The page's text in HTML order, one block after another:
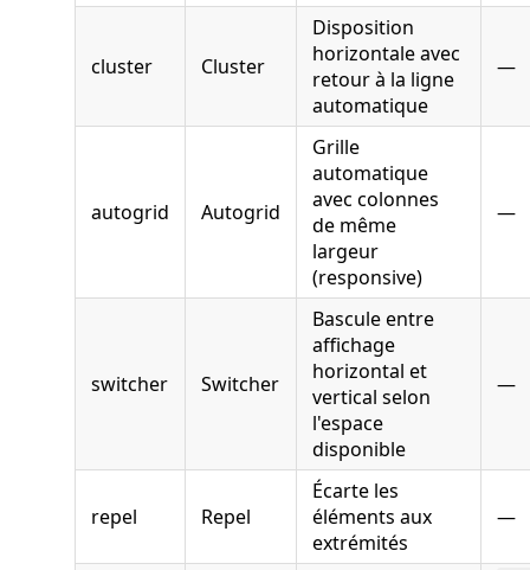
cluster Cluster
Disposition
horizontale avec
retour à la ligne
automatique
—
autogrid Autogrid
Grille
automatique
avec colonnes
de même
largeur
(responsive)
—
switcher Switcher
Bascule entre
affichage
horizontal et
vertical selon
l'espace
disponible
—
repel Repel
Écarte les
éléments aux
extrémités
—